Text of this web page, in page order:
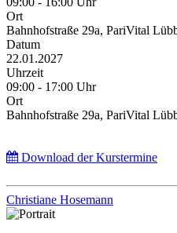
Ort
Bahnhofstraße 29a, PariVital
Datum
22.01.2027
Uhrzeit
09:00 - 17:00 Uhr
Ort
Bahnhofstraße 29a, PariVital
Download der Kurstermine
Christiane Hosemann